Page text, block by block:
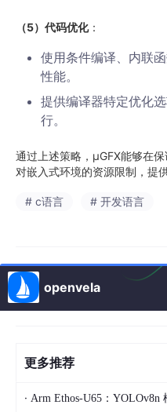
（5）代码优化：
使用条件编译、内联
性能。
提供编译器特定优化
行。
通过上述策略，µGFX能够在
对嵌入式环境的资源限制，提
# c语言 # 开发语言
openvela
更多推荐
· Arm Ethos‑U65：YOLOv8n